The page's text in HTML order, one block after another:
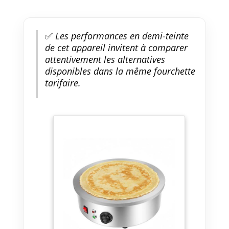
✅Les performances en demi-teinte
de cet appareil invitent à comparer
attentivement les alternatives
disponibles dans la même fourchette
tarifaire.